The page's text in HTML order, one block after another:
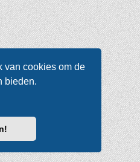
van cookies om de
bieden.